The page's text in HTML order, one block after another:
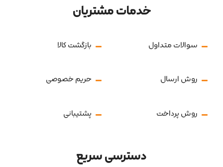
خدمات مشتریان
سوالات متداول بازگشت کالا
روش ارسال حریم خصوصی
روش پرداخت پشتیبانی
دسترسی سریع